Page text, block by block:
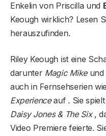
Enkelin von Priscilla und
Keough wirklich? Lesen
herauszufinden.
Riley Keough ist eine
darunter Magic Mikeund
auch in Fernsehserien wie
Experienceauf . Sie
Daisy Jones & The Six,
Video Premiere feierte.